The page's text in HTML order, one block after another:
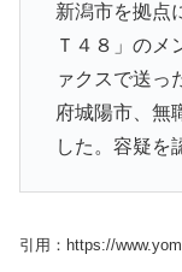
新潟市を拠点
Ｔ４８」のメ
ァクスで送っ
府城陽市、無
した。容疑を
引用：https://